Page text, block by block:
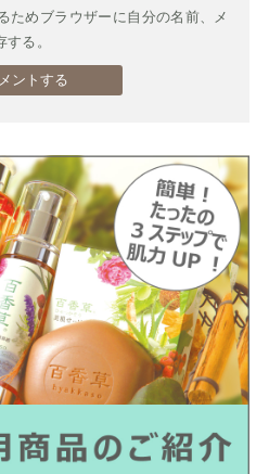
ためブラウザーに自分の名前、メ
る。